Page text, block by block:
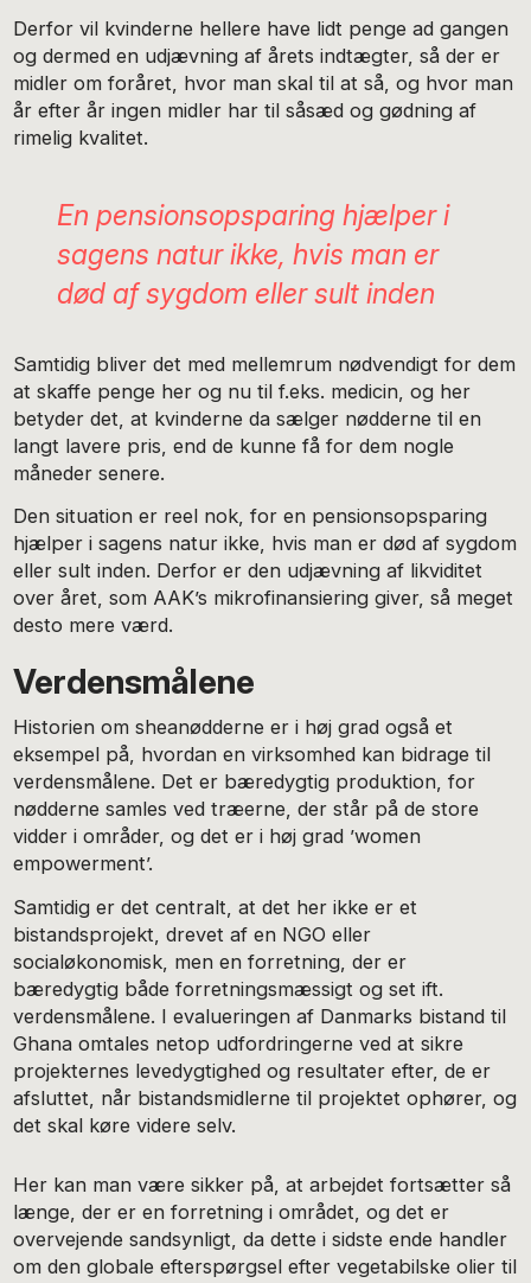
Derfor vil kvinderne hellere have lidt penge ad gangen
og dermed en udjævning af årets indtægter, så der er
midler om foråret, hvor man skal til at så, og hvor man
år efter år ingen midler har til såsæd og gødning af
rimelig kvalitet.
En pensionsopsparing hjælper i
sagens natur ikke, hvis man er
død af sygdom eller sult inden
Samtidig bliver det med mellemrum nødvendigt for dem
at skaffe penge her og nu til f.eks. medicin, og her
betyder det, at kvinderne da sælger nødderne til en
langt lavere pris, end de kunne få for dem nogle
måneder senere.
Den situation er reel nok, for en pensionsopsparing
hjælper i sagens natur ikke, hvis man er død af sygdom
eller sult inden. Derfor er den udjævning af likviditet
over året, som AAK’s mikrofinansiering giver, så meget
desto mere værd.
Verdensmålene
Historien om sheanødderne er i høj grad også et
eksempel på, hvordan en virksomhed kan bidrage til
verdensmålene. Det er bæredygtig produktion, for
nødderne samles ved træerne, der står på de store
vidder i områder, og det er i høj grad ’women
empowerment’.
Samtidig er det centralt, at det her ikke er et
bistandsprojekt, drevet af en NGO eller
socialøkonomisk, men en forretning, der er
bæredygtig både forretningsmæssigt og set ift.
verdensmålene. I evalueringen af Danmarks bistand til
Ghana omtales netop udfordringerne ved at sikre
projekternes levedygtighed og resultater efter, de er
afsluttet, når bistandsmidlerne til projektet ophører, og
det skal køre videre selv.
Her kan man være sikker på, at arbejdet fortsætter så
længe, der er en forretning i området, og det er
overvejende sandsynligt, da dette i sidste ende handler
om den globale efterspørgsel efter vegetabilske olier til